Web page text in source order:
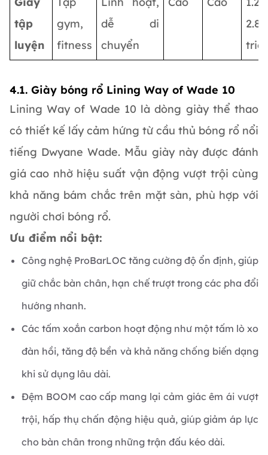
tập
luyện
gym,
fitness
dễ di
chuyển
2.8
4.1. Giày bóng rổ Lining Way of Wade 10
Lining Way of Wade 10 là dòng giày thể thao
có thiết kế lấy cảm hứng từ cầu thủ bóng rổ nổi
tiếng Dwyane Wade. Mẫu giày này được đánh
giá cao nhờ hiệu suất vận động vượt trội cùng
khả năng bám chắc trên mặt sàn, phù hợp với
người chơi bóng rổ.
Ưu điểm nổi bật:
Công nghệ ProBarLOC tăng cường độ ổn định, giúp
giữ chắc bàn chân, hạn chế trượt trong các pha đổi
hướng nhanh.
Các tấm xoắn carbon hoạt động như một tấm lò xo
đàn hồi, tăng độ bền và khả năng chống biến dạng
khi sử dụng lâu dài.
Đệm BOOM cao cấp mang lại cảm giác êm ái vượt
trội, hấp thụ chấn động hiệu quả, giúp giảm áp lực
cho bàn chân trong những trận đấu kéo dài.